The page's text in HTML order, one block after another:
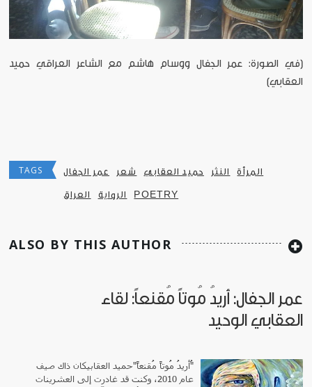
[في الصورة: عمر الجفال ووسام هاشم مع الشاعر العراقي حميد
العقابي]
TAGS عمر الجفال شعر حميد العقابي النثر المرأة
العراق الرواية POETRY
ALSO BY THIS AUTHOR
عمر الجفال: أريدُ مُوتاً مُقنعاً: لقاء
العقابي الوحيد
"ُأريدُ مُوتاً مُقنعاً"حميد العقابيكان ذاك صيف
عام 2010، وكنت قد غادرت إلى العشرينات